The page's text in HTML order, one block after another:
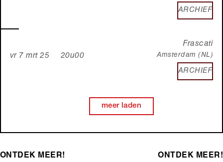
ARCHIEF
vr 7 mrt 25 20u00
Frascati
Amsterdam (NL)
ARCHIEF
meer laden
ONTDEK MEER! ONTDEK MEER!